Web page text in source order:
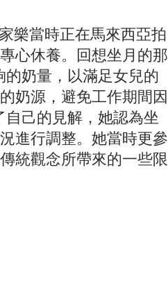
樂當時正在馬來西亞拍
心休養。回想坐月的那
奶量，以滿足女兒的
奶源，避免工作期間因
己的見解，她認為坐
進行調整。她當時更參
統觀念所帶來的一些限